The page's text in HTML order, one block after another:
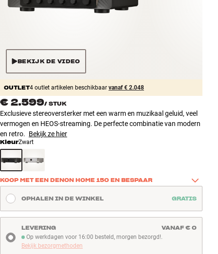
Accessoires
MERKEN
AANBIEDINGEN
Winkels
Klantenservice
Inloggen
Klantenservice
Bouw met geluid
BEKIJK DE VIDEO
OUTLET4 outlet artikelen beschikbaar vanaf € 2.048
€ 2.599/ STUK
Exclusieve stereoversterker met een warm en muzikaal geluid, veel
vermogen en HEOS-streaming. De perfecte combinatie van modern
en retro. Bekijk ze hier
KleurZwart
KOOP MET EEN DENON HOME 150 EN BESPAAR
Koop dit product samen met een Denon Home 150 en bespaar €
100 op de speaker. Een eenvoudige manier om goed geluid mee te
nemen naar nog een ruimte – bijvoorbeeld de keuken, het kantoor
of de slaapkamer.
Bekijk ze hier
OPHALEN IN DE WINKEL GRATIS
Op werkdagen voor 16:00 besteld, morgen bezorgd!
Op werkdagen voor 16:00 besteld, morgen bezorgd!.
Bekijk bezorgmethoden
LEVERING VANAF € 0